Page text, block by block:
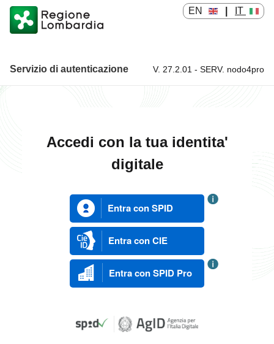
EN IT
Servizio di autenticazione Servizio di autenticazione
V. 27.2.01 - SERV. nodo4pro
Accedi con la tua identita'
digitale
Entra con SPID
Entra con CIE
Entra con SPID Pro